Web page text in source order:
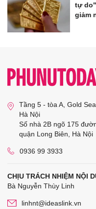
tự
giảm
Tầng 5 - tòa A, Gold
Hà Nội
Số nhà 2B ngõ 175
quận Long Biên, Hà Nội
0936 99 3933
CHỊU TRÁCH NHIỆM NỘI
Bà Nguyễn Thùy Linh
linhnt@ideaslink.vn